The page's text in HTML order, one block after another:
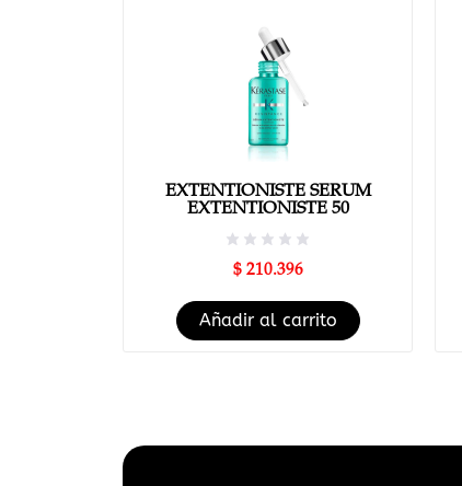
EXTENTIONISTE SERUM
EXTENTIONISTE 50
$210.396
Añadir al carrito